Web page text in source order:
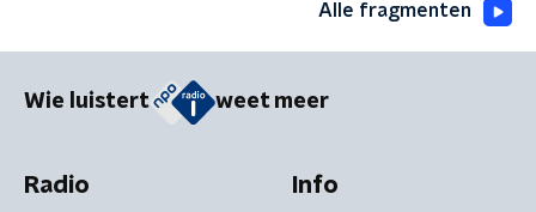
Alle fragmenten
Wie luistert weet meer
Radio Info